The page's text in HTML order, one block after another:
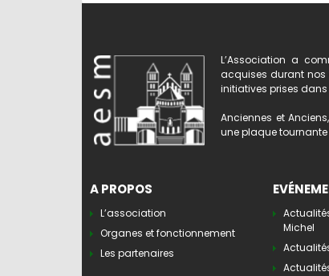
L’Association a
acquises durant nos
initiatives prises dans
Anciennes et
une plaque tournante
A PROPOS
L’association
Organes et fonctionnement
Les partenaires
Michel